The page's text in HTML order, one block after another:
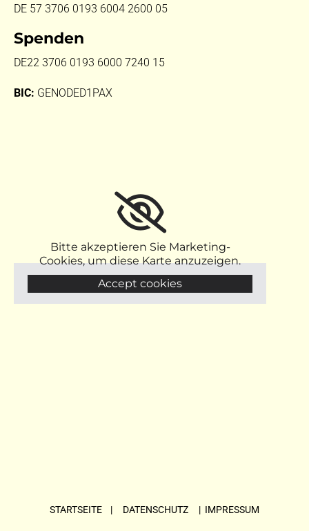
DE 57 3706 0193 6004 2600 05
Spenden
DE22 3706 0193 6000 7240 15
BIC: GENODED1PAX
Bitte akzeptieren Sie Marketing-
Cookies, um diese Karte anzuzeigen.
Accept cookies
STARTSEITE | DATENSCHUTZ | IMPRESSUM